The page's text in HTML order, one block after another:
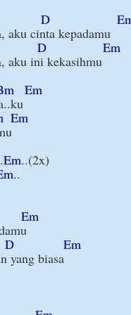
D
D
Em
aku ini kekasihmu
Em
Em
Em..(2x)
..
Em
D
Em
yang biasa